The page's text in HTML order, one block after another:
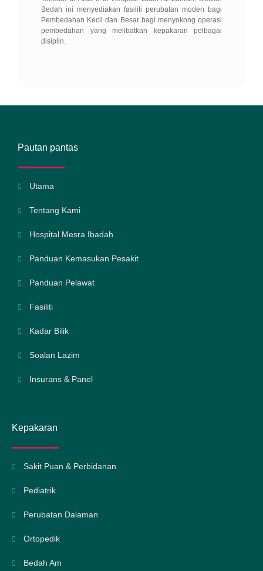
Bedah ini menyediakan fasiliti perubatan moden bagi
Pembedahan Kecil dan Besar bagi menyokong operasi
pembedahan yang melibatkan kepakaran pelbagai
disiplin.
Pautan pantas
Utama
Tentang Kami
Hospital Mesra Ibadah
Panduan Kemasukan Pesakit
Panduan Pelawat
Fasiliti
Kadar Bilik
Soalan Lazim
Insurans & Panel
Kepakaran
Sakit Puan & Perbidanan
Pediatrik
Perubatan Dalaman
Ortopedik
Bedah Am